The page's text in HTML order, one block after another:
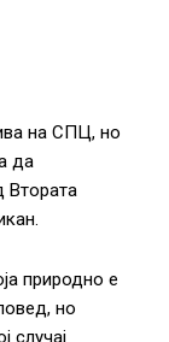
на СПЦ, но
да
Втората
природно е
но
случај